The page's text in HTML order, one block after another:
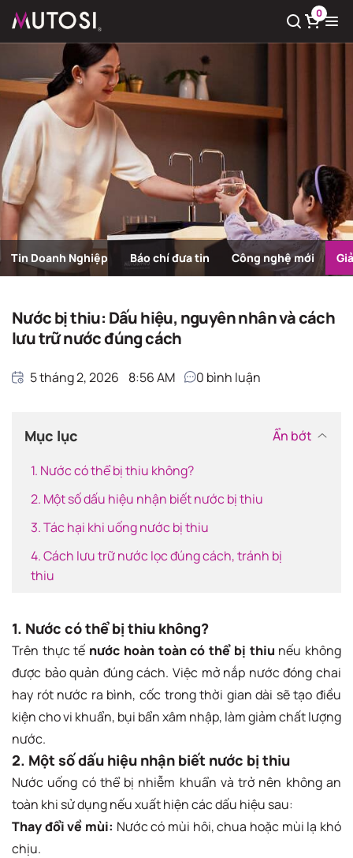
0
Có sản phẩm trong giỏ hàng
Trang chủ Giải pháp nước sạch
Tin Doanh Nghiệp Báo chí đưa tin Công nghệ mới
Nước bị thiu: Dấu hiệu, nguyên nhân và cách
lưu trữ nước đúng cách
5 tháng 2, 2026 8:56 AM 0 bình luận
Mục lục
Ẩn bớt
1. Nước có thể bị thiu không?
2. Một số dấu hiệu nhận biết nước bị thiu
3. Tác hại khi uống nước bị thiu
4. Cách lưu trữ nước lọc đúng cách, tránh bị
thiu
1. Nước có thể bị thiu không?
Trên thực tế nước hoàn toàn có thể bị thiu nếu không
được bảo quản đúng cách. Việc mở nắp nước đóng chai
hay rót nước ra bình, cốc trong thời gian dài sẽ tạo điều
kiện cho vi khuẩn, bụi bẩn xâm nhập, làm giảm chất lượng
nước.
2. Một số dấu hiệu nhận biết nước bị thiu
Nước uống có thể bị nhiễm khuẩn và trở nên không an
toàn khi sử dụng nếu xuất hiện các dấu hiệu sau:
Thay đổi về mùi: Nước có mùi hôi, chua hoặc mùi lạ khó
chịu.